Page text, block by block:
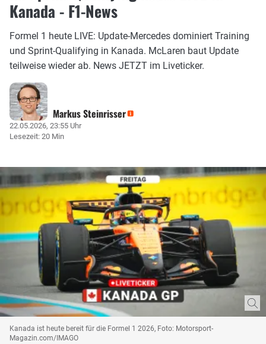
Kanada - F1-News
Formel 1 heute LIVE: Update-Mercedes dominiert Training
und Sprint-Qualifying in Kanada. McLaren baut Update
teilweise wieder ab. News JETZT im Liveticker.
Markus Steinrisser
22.05.2026, 23:55 Uhr
Lesezeit: 20 Min
Kanada ist heute bereit für die Formel 1 2026, Foto: Motorsport-
Magazin.com/IMAGO